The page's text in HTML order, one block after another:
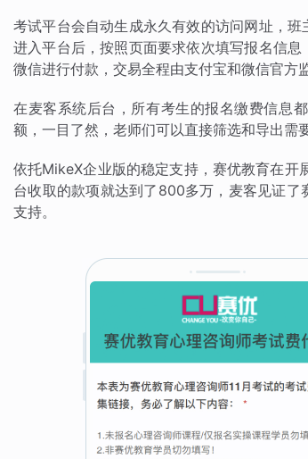
考试平台会自动生成永久有效的访问网址，
进入平台后，按照页面要求依次填写报名信
微信进行付款，交易全程由支付宝和微信官方
在麦客系统后台，所有考生的报名缴费信息
额，一目了然，老师们可以直接筛选和导出需
依托MikeX企业版的稳定支持，赛优教育在
台收取的款项就达到了800多万，麦客见证
支持。